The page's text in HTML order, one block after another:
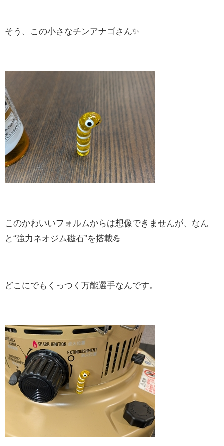
そう、この小さなチンアナゴさん✨
このかわいいフォルムからは想像できませんが、なん
と“強力ネオジム磁石”を搭載💪
どこにでもくっつく万能選手なんです。